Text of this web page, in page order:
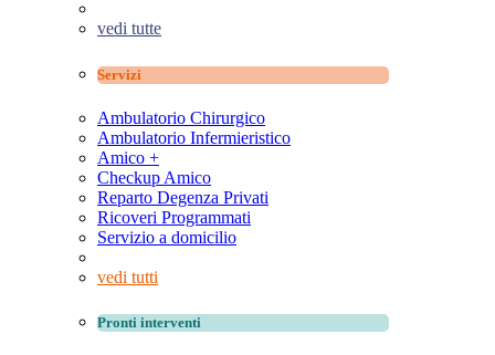
vedi tutte
Servizi
Ambulatorio Chirurgico
Ambulatorio Infermieristico
Amico +
Checkup Amico
Reparto Degenza Privati
Ricoveri Programmati
Servizio a domicilio
vedi tutti
Pronti interventi